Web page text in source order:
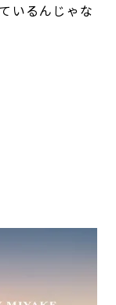
いるんじゃな
開催。
でルミエー